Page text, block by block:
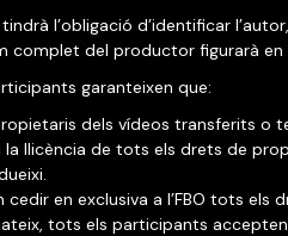
tindrà l’obligació d’identificar
complet del productor figurarà en
garanteixen que:
dels vídeos transferits o
la llicència de tots els drets de
cedir en exclusiva a l’FBO tots
tots els participants